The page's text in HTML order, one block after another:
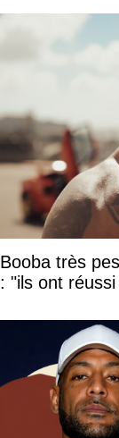
Booba très
: "ils ont